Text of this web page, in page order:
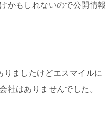
かもしれないので公開情報
ましたけどエスマイルに
社はありませんでした。